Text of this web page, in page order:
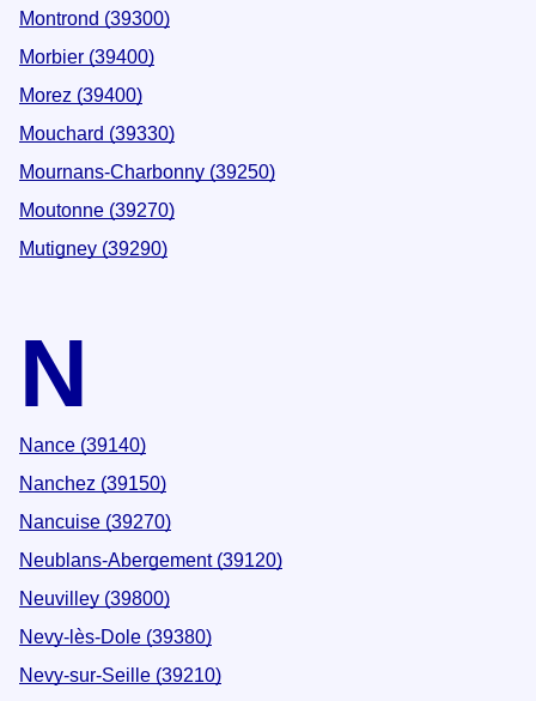
Montrond (39300)
Morbier (39400)
Morez (39400)
Mouchard (39330)
Mournans-Charbonny (39250)
Moutonne (39270)
Mutigney (39290)
N
Nance (39140)
Nanchez (39150)
Nancuise (39270)
Neublans-Abergement (39120)
Neuvilley (39800)
Nevy-lès-Dole (39380)
Nevy-sur-Seille (39210)